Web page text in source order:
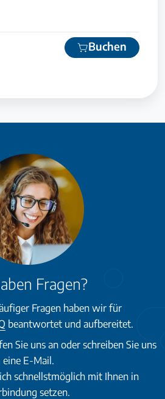
Buchen
Fragen?
Fragen haben wir für
beantwortet und aufbereitet.
Sie uns an oder schreiben Sie uns
eine E-Mail.
schnellstmöglich mit Ihnen in
setzen.